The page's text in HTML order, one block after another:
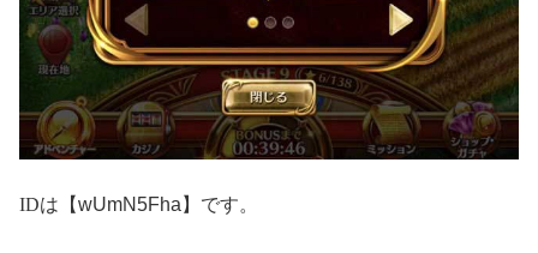
IDは【wUmN5Fha】です。